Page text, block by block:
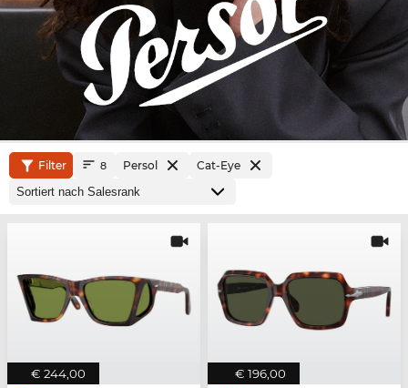
Filter 8 Persol Cat-Eye
€ 244,00 € 196,00